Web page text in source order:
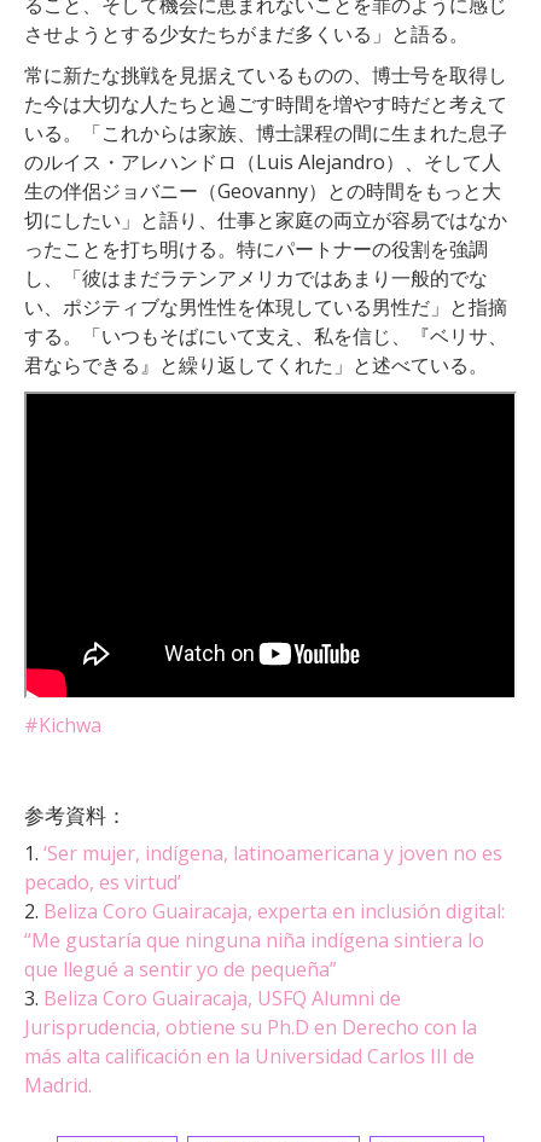
させようとする少女たちがまだ多くいる」と語る。
常に新たな挑戦を見据えているものの、博士号を取得し
た今は大切な人たちと過ごす時間を増やす時だと考えて
いる。「これからは家族、博士課程の間に生まれた息子
のルイス・アレハンドロ（Luis Alejandro）、そして人
生の伴侶ジョバニー（Geovanny）との時間をもっと大
切にしたい」と語り、仕事と家庭の両立が容易ではなか
ったことを打ち明ける。特にパートナーの役割を強調
し、「彼はまだラテンアメリカではあまり一般的でな
い、ポジティブな男性性を体現している男性だ」と指摘
する。「いつもそばにいて支え、私を信じ、『ベリサ、
君ならできる』と繰り返してくれた」と述べている。
#Kichwa
参考資料：
1. ‘Ser mujer, indígena, latinoamericana y joven no es
pecado, es virtud’
2. Beliza Coro Guairacaja, experta en inclusión digital:
“Me gustaría que ninguna niña indígena sintiera lo
que llegué a sentir yo de pequeña”
3. Beliza Coro Guairacaja, USFQ Alumni de
Jurisprudencia, obtiene su Ph.D en Derecho con la
más alta calificación en la Universidad Carlos III de
Madrid.